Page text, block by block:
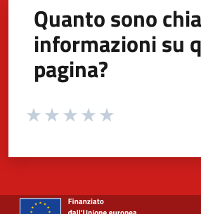
Quanto sono
informazioni su
pagina?
Valuta da 1 a 5 stelle la pagina